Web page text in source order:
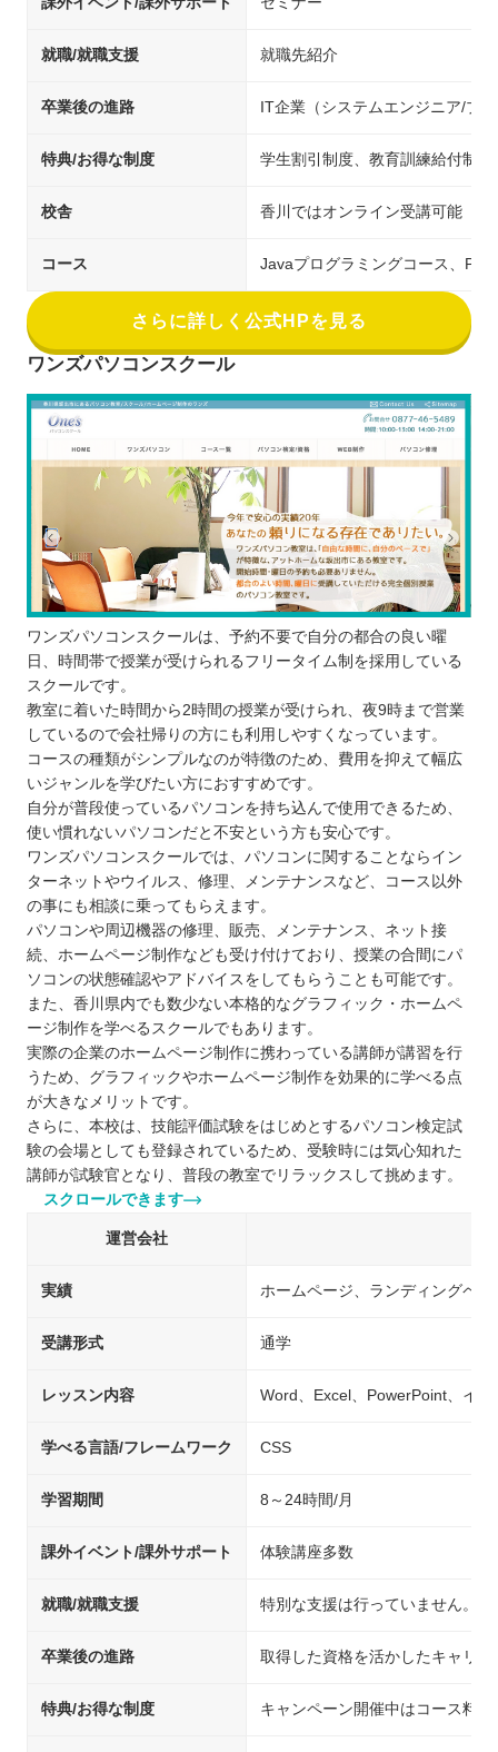
就職/就職支援 就職先紹介
卒業後の進路 IT企業（システムエンジニア/プ
特典/お得な制度 学生割引制度、教育訓練給付制度
校舎 香川ではオンライン受講可能
コース Javaプログラミングコース、
さらに詳しく公式HPを見る
ワンズパソコンスクール
ワンズパソコンスクールは、予約不要で自分の都合の良い曜
日、時間帯で授業が受けられるフリータイム制を採用している
スクールです。
教室に着いた時間から2時間の授業が受けられ、夜9時まで営業
しているので会社帰りの方にも利用しやすくなっています。
コースの種類がシンプルなのが特徴のため、費用を抑えて幅広
いジャンルを学びたい方におすすめです。
自分が普段使っているパソコンを持ち込んで使用できるため、
使い慣れないパソコンだと不安という方も安心です。
ワンズパソコンスクールでは、パソコンに関することならイン
ターネットやウイルス、修理、メンテナンスなど、コース以外
の事にも相談に乗ってもらえます。
パソコンや周辺機器の修理、販売、メンテナンス、ネット接
続、ホームページ制作なども受け付けており、授業の合間にパ
ソコンの状態確認やアドバイスをしてもらうことも可能です。
また、香川県内でも数少ない本格的なグラフィック・ホームペ
ージ制作を学べるスクールでもあります。
実際の企業のホームページ制作に携わっている講師が講習を行
うため、グラフィックやホームページ制作を効果的に学べる点
が大きなメリットです。
さらに、本校は、技能評価試験をはじめとするパソコン検定試
験の会場としても登録されているため、受験時には気心知れた
講師が試験官となり、普段の教室でリラックスして挑めます。
スクロールできます
運営会社
実績 ホームページ、ランディングペ
受講形式 通学
レッスン内容 Word、Excel、PowerPoint、イ
学べる言語/フレームワーク CSS
学習期間 8～24時間/月
課外イベント/課外サポート 体験講座多数
就職/就職支援 特別な支援は行っていません。
卒業後の進路 取得した資格を活かしたキャリ
特典/お得な制度 キャンペーン開催中はコース料金